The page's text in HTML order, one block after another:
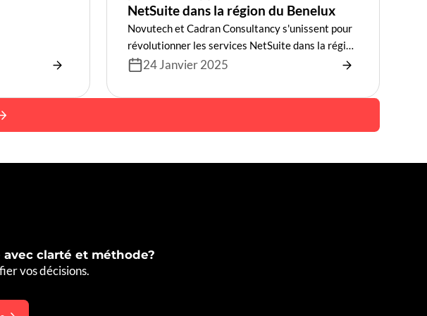
NetSuite dans la région du Benelux
Novutech et Cadran Consultancy s'unissent pour
révolutionner les services NetSuite dans la région
du Benelux, en combinant leur expertise pour
adaptées aux besoins des entreprises.
24 Janvier 2025
clarté et méthode?
vos décisions.